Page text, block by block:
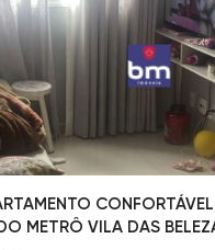
METRÔ VILA DAS